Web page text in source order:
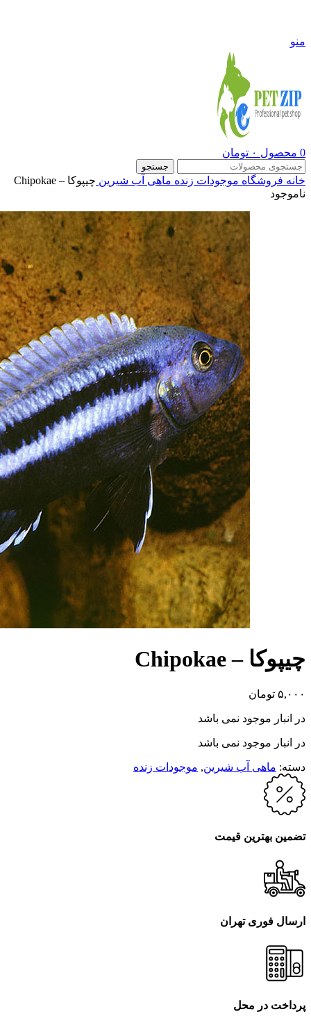
منو
0 محصول ۰ تومان
جستجو
خانه فروشگاه موجودات زنده ماهی آب شیرین چیپوکا – Chipokae
ناموجود
چیپوکا – Chipokae
۵,۰۰۰ تومان
در انبار موجود نمی باشد
در انبار موجود نمی باشد
دسته: ماهی آب شیرین, موجودات زنده
تضمین بهترین قیمت
ارسال فوری تهران
پرداخت در محل